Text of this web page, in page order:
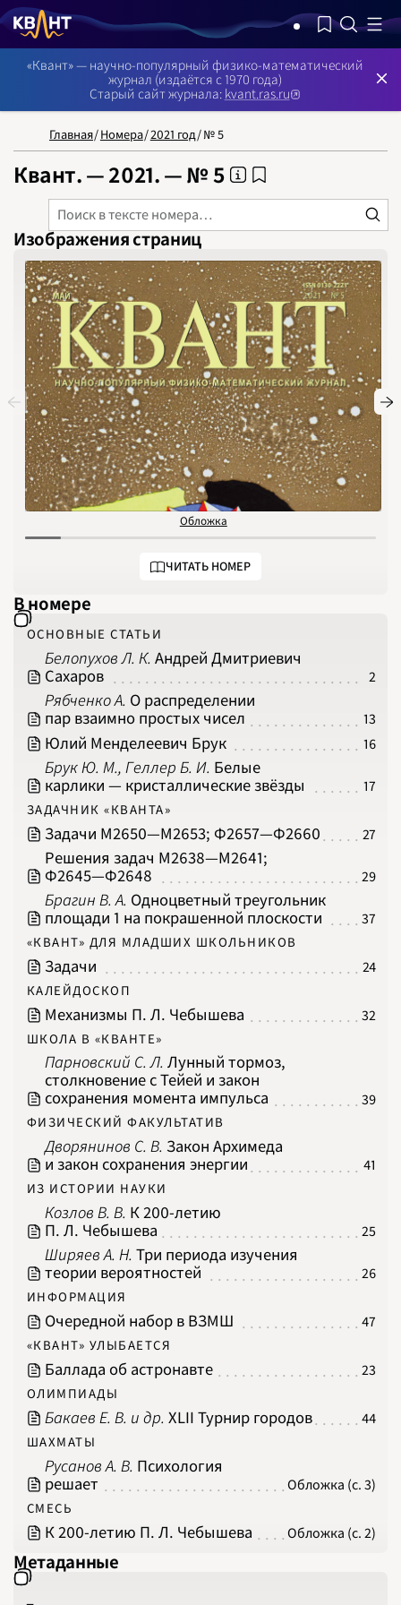
НОМЕРА СТАТЬИ ЗАДАЧИ УКАЗАТЕЛИ РУБРИКАТОРЫ
1970
1971
1972
1973
1974
1975
1976
1977
1978
1979
1980
1981
1982
1983
1984
1985
1987
1988
1996
1997
1998
1999
2000
2001
2002
2003
2004
2005
2006
2007
2009
2011
2012
2013
2014
2015
2017
2018
2019
2020
2021
2023
2026
ПОДРОБНО
NB: Сортировка результатов — по релевантности, поиск в номерах
«Квант» — научно-популярный физико-математический
журнал (издаётся с 1970 года)
Старый сайт журнала: kvant.ras.ru
Главная/Номера/2021 год/№ 5
Квант. — 2021. — № 5
Изображения страниц
Обложка
ЧИТАТЬ НОМЕР
В номере
ОСНОВНЫЕ СТАТЬИ
Белопухов Л. К. Андрей Дмитриевич
Сахаров
2
Рябченко А. О распределении
пар взаимно простых чисел
13
Юлий Менделеевич Брук 16
Брук Ю. М., Геллер Б. И. Белые
карлики — кристаллические звёзды
17
ЗАДАЧНИК «КВАНТА»
Задачи М2650‍—‍М2653; Ф2657‍—‍Ф2660 27
Решения задач М2638‍—‍М2641;
Ф2645‍—‍Ф2648
29
Брагин В. А. Одноцветный треугольник
площади 1 на покрашенной плоскости
37
«КВАНТ» ДЛЯ МЛАДШИХ ШКОЛЬНИКОВ
Задачи 24
КАЛЕЙДОСКОП
Механизмы П. Л. Чебышева 32
ШКОЛА В «КВАНТЕ»
Парновский С. Л. Лунный тормоз,
столкновение с Тейей и закон
сохранения момента импульса
39
ФИЗИЧЕСКИЙ ФАКУЛЬТАТИВ
Дворянинов С. В. Закон Архимеда
и закон сохранения энергии
41
ИЗ ИСТОРИИ НАУКИ
Козлов В. В. К 200-летию
П. Л. Чебышева
25
Ширяев А. Н. Три периода изучения
теории вероятностей
26
ИНФОРМАЦИЯ
Очередной набор в ВЗМШ 47
«КВАНТ» УЛЫБАЕТСЯ
Баллада об астронавте 23
ОЛИМПИАДЫ
Бакаев Е. В. и др. XLII Турнир городов 44
ШАХМАТЫ
Русанов А. В. Психология
решает
Обложка (с. 3)
СМЕСЬ
К 200-летию П. Л. Чебышева Обложка (с. 2)
Метаданные